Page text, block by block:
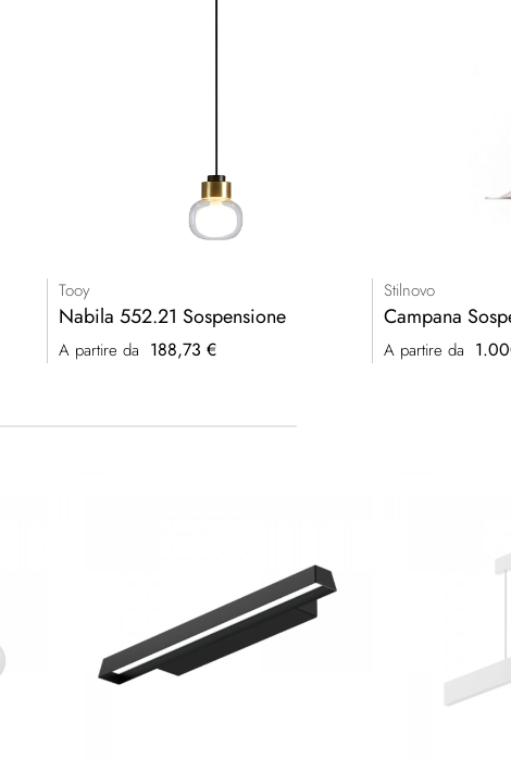
Tooy
Nabila 552.21 Sospensione
A partire da 188,73 €
Stilnovo
Campana
A partire da